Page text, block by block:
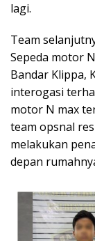
lagi.
Team
Sepeda motor
Bandar Klippa,
interogasi
motor N max
team opsnal
melakukan
depan